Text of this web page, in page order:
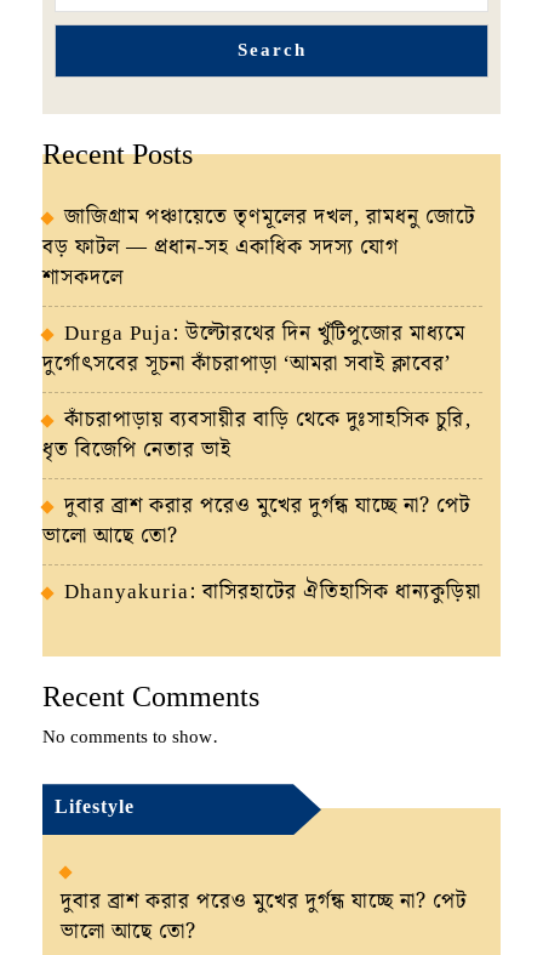
Search
Recent Posts
জাজিগ্রাম পঞ্চায়েতে তৃণমূলের দখল, রামধনু জোটে
বড় ফাটল — প্রধান-সহ একাধিক সদস্য যোগ
শাসকদলে
Durga Puja: উল্টোরথের দিন খুঁটিপুজোর মাধ্যমে
দুর্গোৎসবের সূচনা কাঁচরাপাড়া ‘আমরা সবাই ক্লাবের’
কাঁচরাপাড়ায় ব্যবসায়ীর বাড়ি থেকে দুঃসাহসিক চুরি,
ধৃত বিজেপি নেতার ভাই
দুবার ব্রাশ করার পরেও মুখের দুর্গন্ধ যাচ্ছে না? পেট
ভালো আছে তো?
Dhanyakuria: বাসিরহাটের ঐতিহাসিক ধান্যকুড়িয়া
Recent Comments
No comments to show.
Lifestyle
দুবার ব্রাশ করার পরেও মুখের দুর্গন্ধ যাচ্ছে না? পেট
ভালো আছে তো?